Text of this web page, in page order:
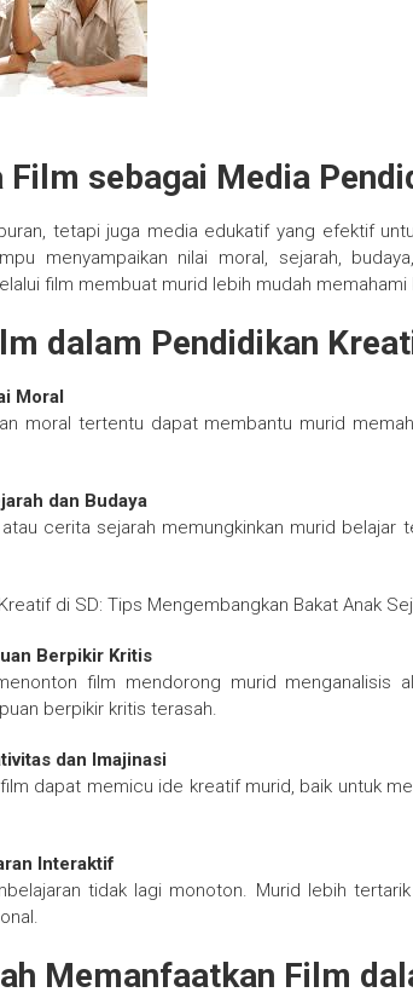
Film sebagai Media
tetapi juga media edukatif yang efektif
menyampaikan nilai moral, sejarah,
film membuat murid lebih mudah
dalam Pendidikan
Moral
moral tertentu dapat membantu murid
dan Budaya
cerita sejarah memungkinkan murid belajar
di SD: Tips Mengembangkan Bakat Anak
Berpikir Kritis
film mendorong murid menganalisis
berpikir kritis terasah.
dan Imajinasi
dapat memicu ide kreatif murid, baik untuk
Interaktif
tidak lagi monoton. Murid lebih
Memanfaatkan Film